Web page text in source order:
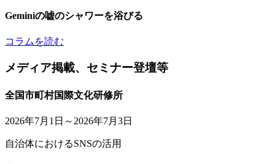
Geminiの嘘のシャワーを浴びる
コラムを読む
メディア掲載、セミナー登壇等
全国市町村国際文化研修所
2026年7月1日～2026年7月3日
自治体におけるSNSの活用